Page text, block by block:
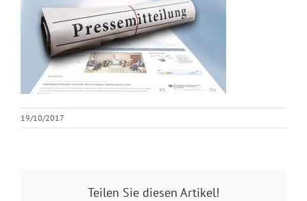
19/10/2017
Teilen Sie diesen Artikel!